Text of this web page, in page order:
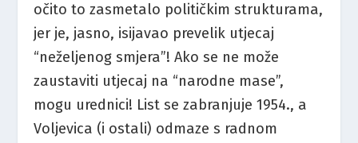
očito to zasmetalo političkim strukturama,
jer je, jasno, isijavao prevelik utjecaj
“neželjenog smjera”! Ako se ne može
zaustaviti utjecaj na “narodne mase”,
mogu urednici! List se zabranjuje 1954., a
Voljevica (i ostali) odmaze s radnom